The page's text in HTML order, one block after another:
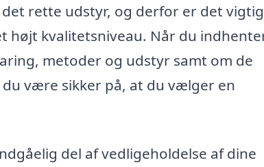
rette udstyr, og derfor er det
højt kvalitetsniveau. Når du
metoder og udstyr samt om de
være sikker på, at du vælger en
del af vedligeholdelse af dine